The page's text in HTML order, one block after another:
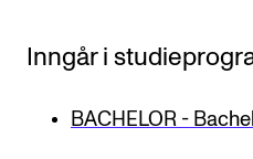
Inngår i
BACHELOR -